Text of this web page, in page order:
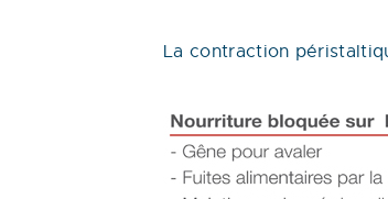
La contraction